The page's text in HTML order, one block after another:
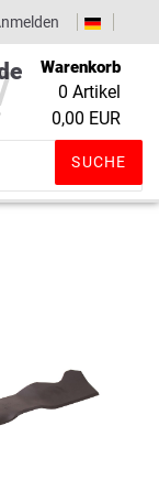
(0)
SUCHE
Warenkorb
0 Artikel
0,00 EUR